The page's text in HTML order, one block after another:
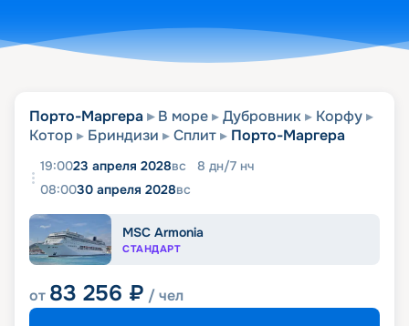
Порто-Маргера В море Дубровник
Корфу
Котор
Бриндизи Сплит Порто-Маргера
19:0023 апреля 2028вс 8 дн/7 нч
08:0030 апреля 2028вс
MSC Armonia
СТАНДАРТ
от 83 256 ₽ / чел